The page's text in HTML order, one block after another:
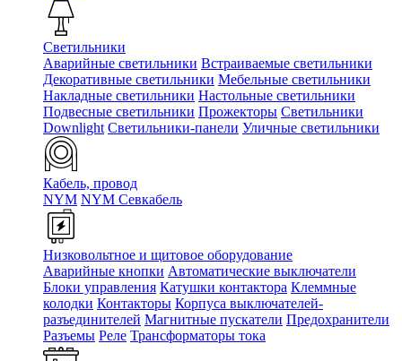
Светильники
Аварийные светильники Встраиваемые светильники
Декоративные светильники Мебельные светильники
Накладные светильники Настольные светильники
Подвесные светильники Прожекторы Светильники
Downlight Светильники-панели Уличные светильники
Кабель, провод
NYM NYM Севкабель
Низковольтное и щитовое оборудование
Аварийные кнопки Автоматические выключатели
Блоки управления Катушки контактора Клеммные
колодки Контакторы Корпуса выключателей-
разъединителей Магнитные пускатели Предохранители
Разъемы Реле Трансформаторы тока